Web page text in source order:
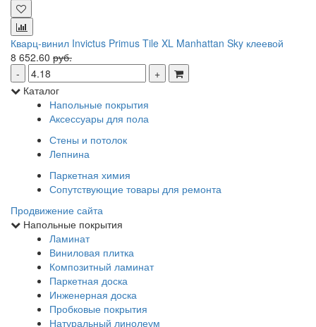
Кварц-винил Invictus Primus Tile XL Manhattan Sky клеевой
8 652.60 руб.
Каталог
Напольные покрытия
Аксессуары для пола
Стены и потолок
Лепнина
Паркетная химия
Сопутствующие товары для ремонта
Продвижение сайта
Напольные покрытия
Ламинат
Виниловая плитка
Композитный ламинат
Паркетная доска
Инженерная доска
Пробковые покрытия
Натуральный линолеум